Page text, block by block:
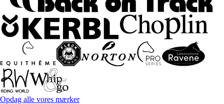
Opdag alle vores mærker